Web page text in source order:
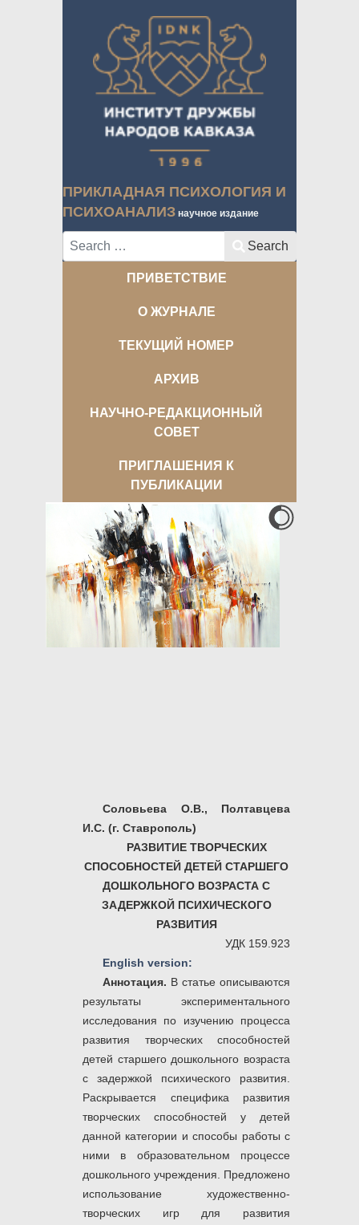
ПРИКЛАДНАЯ ПСИХОЛОГИЯ И
ПСИХОАНАЛИЗ научное издание
Search Search
ПРИВЕТСТВИЕ
О ЖУРНАЛЕ
ТЕКУЩИЙ НОМЕР
АРХИВ
НАУЧНО-РЕДАКЦИОННЫЙ
СОВЕТ
ПРИГЛАШЕНИЯ К
ПУБЛИКАЦИИ
Соловьева О.В., Полтавцева
И.С. (г. Ставрополь)
РАЗВИТИЕ ТВОРЧЕСКИХ
СПОСОБНОСТЕЙ ДЕТЕЙ СТАРШЕГО
ДОШКОЛЬНОГО ВОЗРАСТА С
ЗАДЕРЖКОЙ ПСИХИЧЕСКОГО
РАЗВИТИЯ
УДК 159.923
English version:
Аннотация. В статье описываются
результаты экспериментального
исследования по изучению процесса
развития творческих способностей
детей старшего дошкольного возраста
с задержкой психического развития.
Раскрывается специфика развития
творческих способностей у детей
данной категории и способы работы с
ними в образовательном процессе
дошкольного учреждения. Предложено
использование художественно-
творческих игр для развития